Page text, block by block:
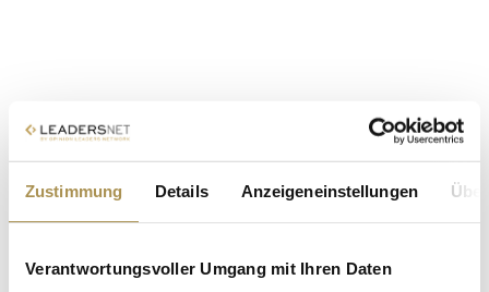
Zustimmung Details Anzeigeneinstellungen
Verantwortungsvoller Umgang mit Ihren Daten